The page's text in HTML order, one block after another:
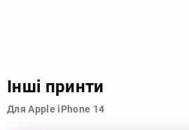
Інші принти
Для Apple iPhone 14